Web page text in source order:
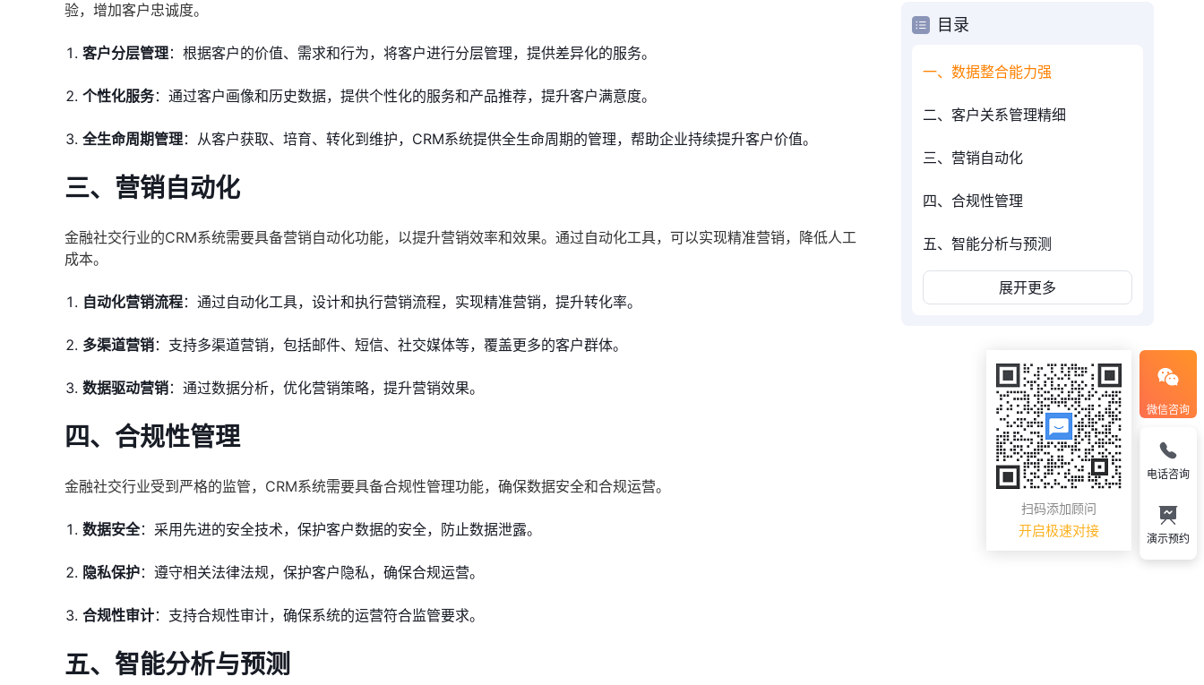
验，增加客户忠诚度。
客户分层管理：根据客户的价值、需求和行为，将客户进行分层管理，提供差异化的服务。
个性化服务：通过客户画像和历史数据，提供个性化的服务和产品推荐，提升客户满意度。
全生命周期管理：从客户获取、培育、转化到维护，CRM系统提供全生命周期的管理，帮助企业持续提升客户价值。
三、营销自动化
金融社交行业的CRM系统需要具备营销自动化功能，以提升营销效率和效果。通过自动化工具，可以实现精准营销，降低人工
成本。
自动化营销流程：通过自动化工具，设计和执行营销流程，实现精准营销，提升转化率。
多渠道营销：支持多渠道营销，包括邮件、短信、社交媒体等，覆盖更多的客户群体。
数据驱动营销：通过数据分析，优化营销策略，提升营销效果。
四、合规性管理
金融社交行业受到严格的监管，CRM系统需要具备合规性管理功能，确保数据安全和合规运营。
数据安全：采用先进的安全技术，保护客户数据的安全，防止数据泄露。
隐私保护：遵守相关法律法规，保护客户隐私，确保合规运营。
合规性审计：支持合规性审计，确保系统的运营符合监管要求。
五、智能分析与预测
目录
一、数据整合能力强
二、客户关系管理精细
三、营销自动化
四、合规性管理
五、智能分析与预测
展开更多
微信咨询
扫码添加顾问
开启极速对接
电话咨询
演示预约